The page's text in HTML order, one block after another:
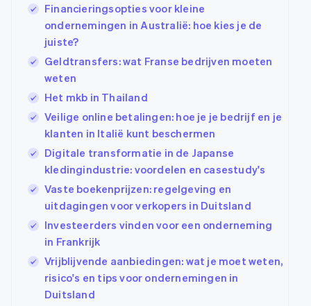
Financieringsopties voor kleine
ondernemingen in Australië: hoe kies je de
juiste?
Geldtransfers: wat Franse bedrijven moeten
weten
Het mkb in Thailand
Veilige online betalingen: hoe je je bedrijf en je
klanten in Italië kunt beschermen
Digitale transformatie in de Japanse
kledingindustrie: voordelen en casestudy's
Vaste boekenprijzen: regelgeving en
uitdagingen voor verkopers in Duitsland
Investeerders vinden voor een onderneming
in Frankrijk
Vrijblijvende aanbiedingen: wat je moet weten,
risico's en tips voor ondernemingen in
Duitsland